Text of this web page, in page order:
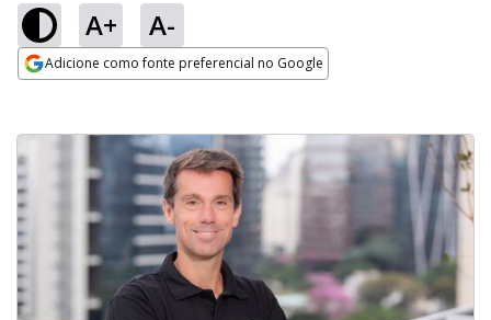
A+ A-
Adicione como fonte preferencial no Google